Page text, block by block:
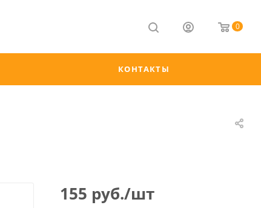
0
КОНТАКТЫ
155 руб./шт